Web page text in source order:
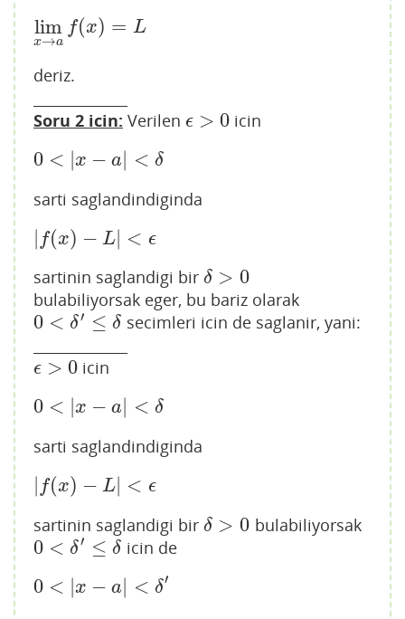
lim
x→a
f(x) = L
lim x→af x)= L
deriz.
Soru 2 icin: Verilen ϵ > 0
ϵ>0 icin
0 < |x − a < δ
0 <|x−a|<
δ
sarti saglandindiginda
| f(x) − L| < ϵ
|f( x)− L| ϵ
sartinin saglandigi bir δ > 0
δ >0
bulabiliyorsak eger, bu bariz olarak
0 < δ′ ≤ δ
0<δ′ ≤δ
secimleri icin de saglanir, yani:
ϵ > 0
ϵ>0 icin
0 < |x − a < δ
0 <|x−a|<
δ
sarti saglandindiginda
| f(x) − L| < ϵ
|f( x)− L| ϵ
sartinin saglandigi bir δ > 0
δ >0 bulabiliyorsak
0 < δ′ ≤ δ
0<δ′ ≤δ icin de
0 < |x − a| < δ′
0 <| x−a| δ′